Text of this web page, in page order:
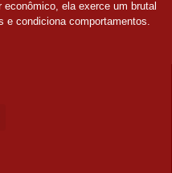
ela exerce um brutal
e condiciona comportamentos.